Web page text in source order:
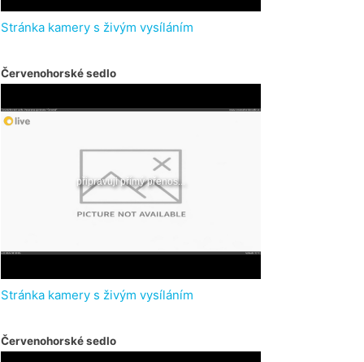
Stránka kamery s živým vysíláním
Červenohorské sedlo
Stránka kamery s živým vysíláním
Červenohorské sedlo